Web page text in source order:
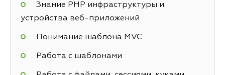
Знание PHP инфраструктуры и
устройства веб-приложений
Понимание шаблона MVC
Работа с шаблонами